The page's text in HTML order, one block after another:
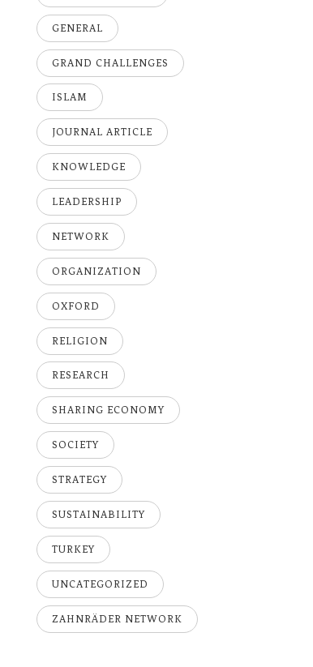
GENERAL
GRAND CHALLENGES
ISLAM
JOURNAL ARTICLE
KNOWLEDGE
LEADERSHIP
NETWORK
ORGANIZATION
OXFORD
RELIGION
RESEARCH
SHARING ECONOMY
SOCIETY
STRATEGY
SUSTAINABILITY
TURKEY
UNCATEGORIZED
ZAHNRÄDER NETWORK